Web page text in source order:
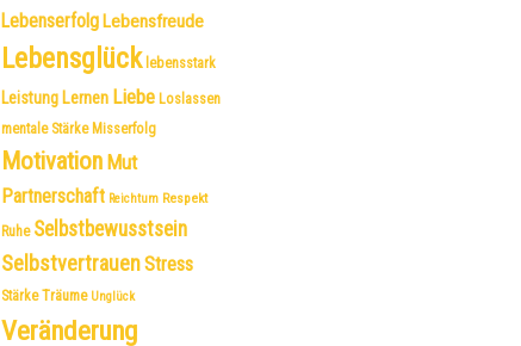
Lebenserfolg Lebensfreude
Lebensglück lebensstark
Leistung Lernen Liebe Loslassen
mentale Stärke Misserfolg
Motivation Mut
Partnerschaft Reichtum Respekt
Ruhe Selbstbewusstsein
SelbstvertrauenStress
Stärke Träume Unglück
Veränderung